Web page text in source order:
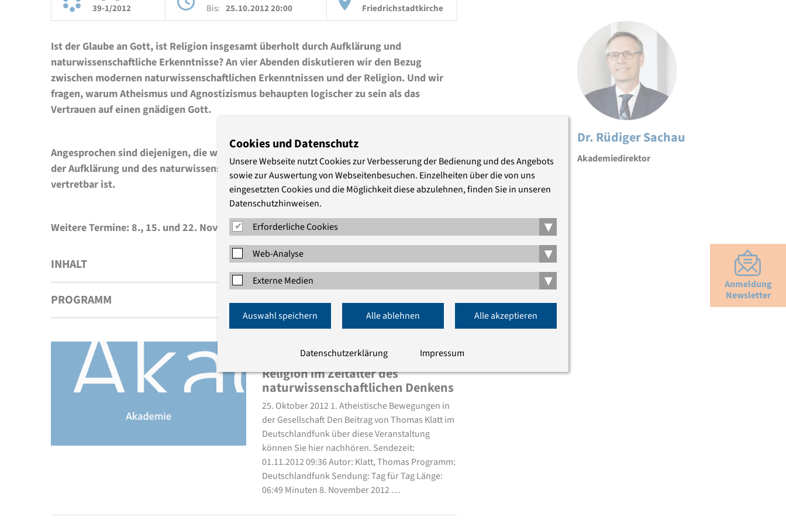
39-1/2012
Bis: 25.10.2012 20:00
Friedrichstadtkirche
Ist der Glaube an Gott, ist Religion insgesamt überholt durch Aufklärung und
naturwissenschaftliche Erkenntnisse? An vier Abenden diskutieren wir den Bezug
zwischen modernen naturwissenschaftlichen Erkenntnissen und der Religion. Und wir
fragen, warum Atheismus und Agnostizismus behaupten logischer zu sein als das
Vertrauen auf einen gnädigen Gott.
Angesprochen sind diejenigen, die wissen wollen, ob der christliche Glaube angesichts
der Aufklärung und des naturwissenschaftlichen Erkenntnisfortschritts redlich
vertretbar ist.
Weitere Termine: 8., 15. und 22. November
INHALT
PROGRAMM
Gott glauben?
Religion im Zeitalter des
naturwissenschaftlichen Denkens
25. Oktober 2012 1. Atheistische Bewegungen in
der Gesellschaft Den Beitrag von Thomas Klatt im
Deutschlandfunk über diese Veranstaltung
können Sie hier nachhören. Sendezeit:
01.11.2012 09:36 Autor: Klatt, Thomas Programm:
Deutschlandfunk Sendung: Tag für Tag Länge:
06:49 Minuten 8. November 2012 …
Dr. Rüdiger Sachau
Akademiedirektor
Anmeldung
Newsletter
Cookies und Datenschutz
Unsere Webseite nutzt Cookies zur Verbesserung der Bedienung und des Angebots
sowie zur Auswertung von Webseitenbesuchen. Einzelheiten über die von uns
eingesetzten Cookies und die Möglichkeit diese abzulehnen, finden Sie in unseren
Datenschutzhinweisen.
Erforderliche Cookies
▾
Web-Analyse ▾
Externe Medien ▾
Auswahl speichern Alle ablehnen Alle akzeptieren
Datenschutzerklärung Impressum